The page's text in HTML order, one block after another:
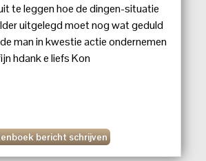
te leggen hoe de dingen-situatie
uitgelegd moet nog wat geduld
man in kwestie actie ondernemen
hdank e liefs Kon
bericht schrijven